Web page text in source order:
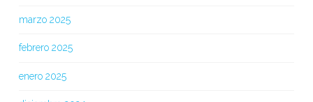
marzo 2025
febrero 2025
enero 2025